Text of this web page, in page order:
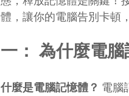
體，讓你的電腦告別卡頓
一： 為什麼電
什麼是電腦記憶體？ 電腦